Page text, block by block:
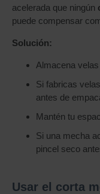
acelerada que ningún
puede compensar
Solución:
Almacena
Si fabricas
antes de
Mantén tu
Si una mecha
pincel seco
Usar el corta